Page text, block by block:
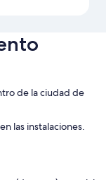
de la ciudad de
las instalaciones.